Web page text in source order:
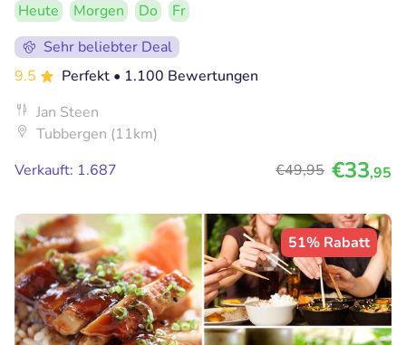
Heute Morgen Do
Fr
Sehr beliebter Deal
9.5
Perfekt • 1.100 Bewertungen
Jan Steen
Tubbergen (11km)
Verkauft: 1.687
€49,95 €33,95
51% Rabatt